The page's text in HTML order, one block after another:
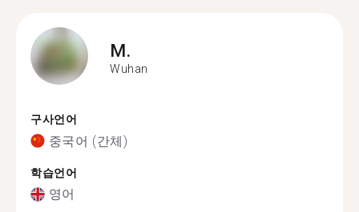
M.
Wuhan
구사언어
중국어 (간체)
학습언어
영어